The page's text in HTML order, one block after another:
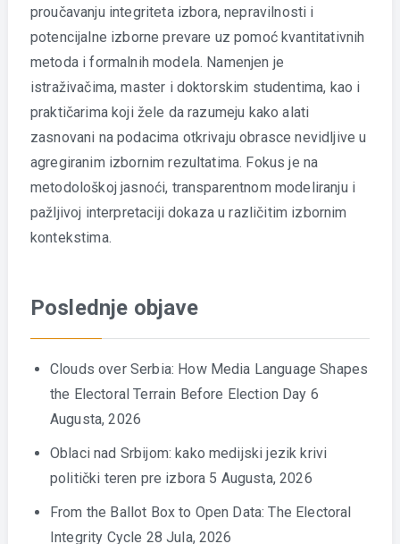
proučavanju integriteta izbora, nepravilnosti i
potencijalne izborne prevare uz pomoć kvantitativnih
metoda i formalnih modela. Namenjen je
istraživačima, master i doktorskim studentima, kao i
praktičarima koji žele da razumeju kako alati
zasnovani na podacima otkrivaju obrasce nevidljive u
agregiranim izbornim rezultatima. Fokus je na
metodološkoj jasnoći, transparentnom modeliranju i
pažljivoj interpretaciji dokaza u različitim izbornim
kontekstima.
Poslednje objave
Clouds over Serbia: How Media Language Shapes
the Electoral Terrain Before Election Day 6
Augusta, 2026
Oblaci nad Srbijom: kako medijski jezik krivi
politički teren pre izbora 5 Augusta, 2026
From the Ballot Box to Open Data: The Electoral
Integrity Cycle 28 Jula, 2026